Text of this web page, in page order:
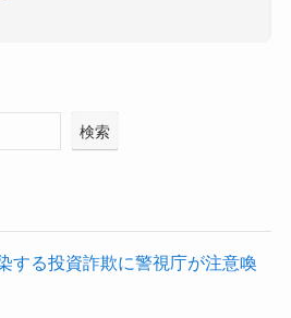
検索
する投資詐欺に警視庁が注意喚